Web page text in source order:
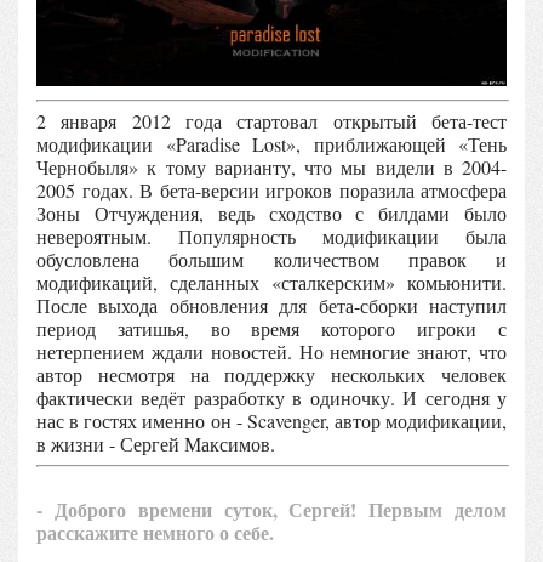
2 января 2012 года стартовал открытый бета-тест
модификации «Paradise Lost», приближающей «Тень
Чернобыля» к тому варианту, что мы видели в 2004-
2005 годах. В бета-версии игроков поразила атмосфера
Зоны Отчуждения, ведь сходство с билдами было
невероятным. Популярность модификации была
обусловлена большим количеством правок и
модификаций, сделанных «сталкерским» комьюнити.
После выхода обновления для бета-сборки наступил
период затишья, во время которого игроки с
нетерпением ждали новостей. Но немногие знают, что
автор несмотря на поддержку нескольких человек
фактически ведёт разработку в одиночку. И сегодня у
нас в гостях именно он - Scavenger, автор модификации,
в жизни - Сергей Максимов.
- Доброго времени суток, Сергей! Первым делом
расскажите немного о себе.